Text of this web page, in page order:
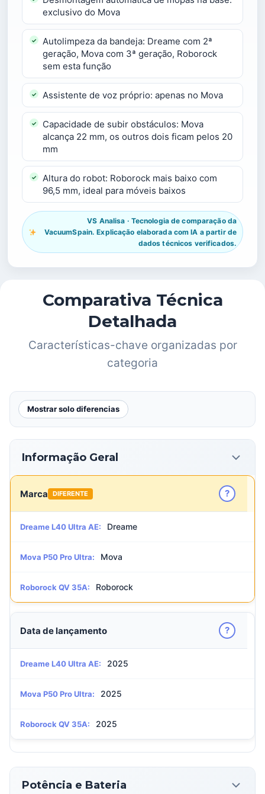
exclusivo do Mova
Autolimpeza da bandeja: Dreame com 2ª
geração, Mova com 3ª geração, Roborock
sem esta função
Assistente de voz próprio: apenas no Mova
Capacidade de subir obstáculos: Mova
alcança 22 mm, os outros dois ficam pelos 20
mm
Altura do robot: Roborock mais baixo com
96,5 mm, ideal para móveis baixos
VS Analisa · Tecnologia de comparação da
VacuumSpain. Explicação elaborada com IA a partir de
dados técnicos verificados.
Comparativa Técnica
Detalhada
Características-chave organizadas por
categoria
Mostrar solo diferencias
Informação Geral
Marca DIFERENTE ?
Dreame L40 Ultra AE: Dreame
Mova P50 Pro Ultra: Mova
Roborock QV 35A: Roborock
Data de lançamento ?
Dreame L40 Ultra AE: 2025
Mova P50 Pro Ultra: 2025
Roborock QV 35A: 2025
Potência e Bateria